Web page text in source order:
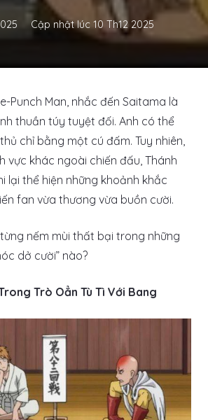
Cập nhật lúc10 Th12 2025
Punch Man, nhắc đến Saitama là
thuần túy tuyệt đối. Anh có thể
chỉ bằng một cú đấm. Tuy nhiên,
vực khác ngoài chiến đấu, Thánh
lại thể hiện những khoảnh khắc
fan vừa thương vừa buồn cười.
nếm mùi thất bại trong những
dở cười” nào?
Trò Oẳn Tù Tì Với Bang